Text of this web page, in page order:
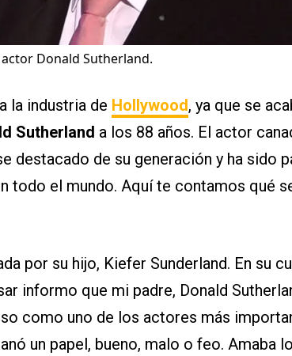
Donald Sutherland.
la industria de Hollywood, ya que se
Sutherland a los 88 años. El actor
destacado de su generación y ha sido
todo el mundo. Aquí te contamos qué
por su hijo, Kiefer Sunderland. En su
informo que mi padre, Donald
como uno de los actores más
un papel, bueno, malo o feo. Amaba